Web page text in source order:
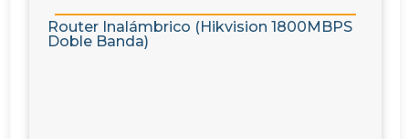
Router Inalámbrico (Hikvision 1800MBPS
Doble Banda)